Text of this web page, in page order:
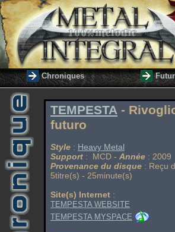
Chroniques
TEMPESTA -
futuro
Style : Heavy Metal
Support : MCD - Année : 2009
Provenance du disque : Reçu
5titre(s) - 25minute(s)
Site(s) Internet :
TEMPESTA WEBSITE
TEMPESTA MYSPACE